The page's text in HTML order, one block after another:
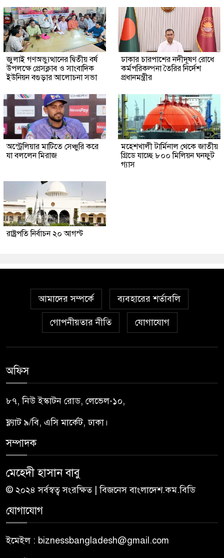
জুলাই গণঅভ্যুত্থানের দ্বিতীয় বর্ষ
উপলক্ষে প্রেসক্লাব ও সাংবাদিক
ইউনিয়ন বগুড়ার আলোচনা সভা
ঢাকার চারপাশের নদীদূষণ রোধে
কর্মপরিকল্পনা তৈরির নির্দেশ
প্রধানমন্ত্রীর
অস্ট্রেলিয়ার মাটিতে সেঞ্চুরি করে
যা বললেন মিরাজ
মহেশখালী টার্মিনাল থেকে জাতীয়
গ্রিডে যাচ্ছে ৮০০ মিলিয়ন ঘনফুট
গ্যাস
রাষ্ট্রপতি নির্বাচন ২০ আগস্ট
আমাদের সম্পর্কে ব্যবহারের শর্তাবলি
গোপনীয়তার নীতি যোগাযোগ
অফিস
৮৭, নিউ ইস্কাটন রোড, লেভেল-১০,
ফ্ল্যাট ৯/বি, এসি মার্কেট, ঢাকা।
সম্পাদক
মেহেদী হাসান বাবু
© ২০২৪ সর্বস্বত্ব সংরক্ষিত | বিজনেস বাংলাদেশ.কম.বিডি
যোগাযোগ
ইমেইল : biznessbangladesh@gmail.com